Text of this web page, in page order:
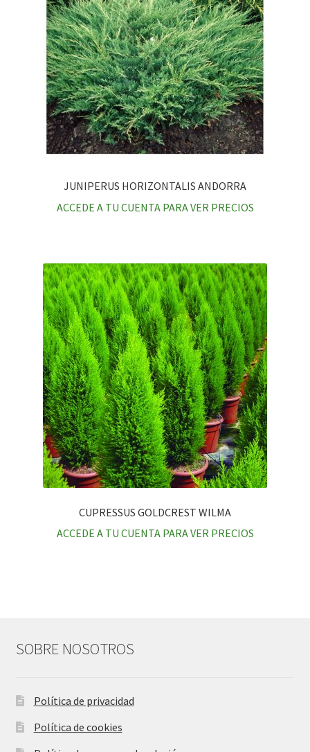
JUNIPERUS HORIZONTALIS ANDORRA
ACCEDE A TU CUENTA PARA VER PRECIOS
CUPRESSUS GOLDCREST WILMA
ACCEDE A TU CUENTA PARA VER PRECIOS
SOBRE NOSOTROS
Política de privacidad
Política de cookies